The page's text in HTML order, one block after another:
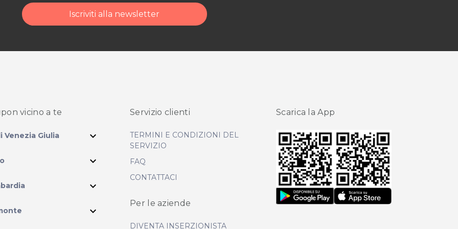
Iscriviti alla newsletter
vicino a te
Venezia Giulia expand_more
expand_more
expand_more
expand_more
Servizio clienti
TERMINI E CONDIZIONI DEL
SERVIZIO
FAQ
CONTATTACI
Per le aziende
DIVENTA INSERZIONISTA
Scarica la App